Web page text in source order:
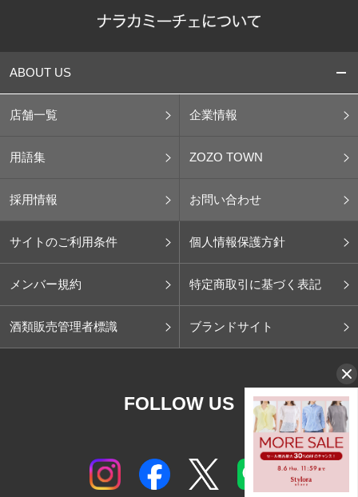
ABOUT US
店舗一覧 企業情報
用語集 ZOZO TOWN
採用情報 お問い合わせ
サイトのご利用条件 個人情報保護方針
メンバー規約 特定商取引に基づく表記
酒類販売管理者標識 ブランドサイト
FOLLOW US